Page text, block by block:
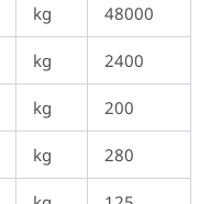
kg 48000
kg 2400
kg 200
kg 280